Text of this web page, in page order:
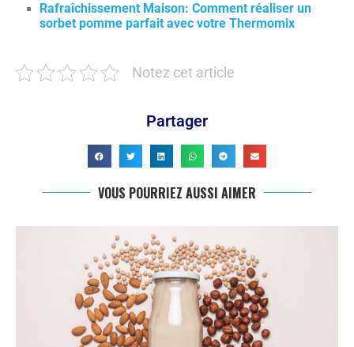
Rafraîchissement Maison: Comment réaliser un
sorbet pomme parfait avec votre Thermomix
Notez cet article
Partager
VOUS POURRIEZ AUSSI AIMER